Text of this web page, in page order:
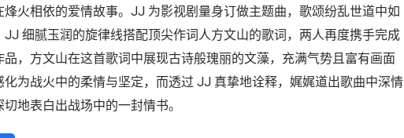
烽火相依的爱情故事。JJ 为影视剧量身订做主题曲，歌颂纷乱世道中如
JJ 细腻玉润的旋律线搭配顶尖作词人方文山的歌词，两人再度携手完成
品，方文山在这首歌词中展现古诗般瑰丽的文藻，充满气势且富有画面
化为战火中的柔情与坚定，而透过 JJ 真挚地诠释，娓娓道出歌曲中深情
地表白出战场中的一封情书。